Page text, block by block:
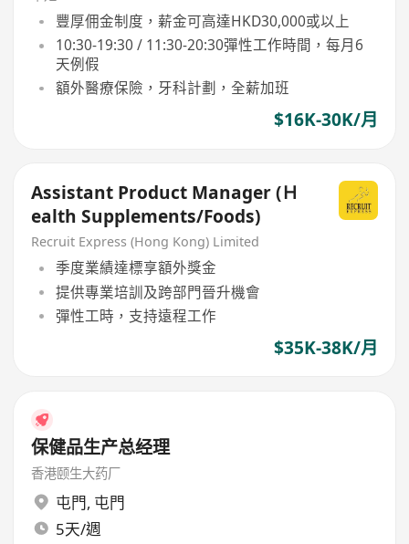
豐厚佣金制度，薪金可高達HKD30,000或以上
10:30-19:30 / 11:30-20:30彈性工作時間，每月6
天例假
額外醫療保險，牙科計劃，全薪加班
$16K-30K/月
Assistant Product Manager (Ｈ
ealth Supplements/Foods)
Recruit Express (Hong Kong) Limited
季度業績達標享額外獎金
提供專業培訓及跨部門晉升機會
彈性工時，支持遠程工作
$35K-38K/月
保健品生产总经理
香港颐生大药厂
屯門, 屯門
5天/週